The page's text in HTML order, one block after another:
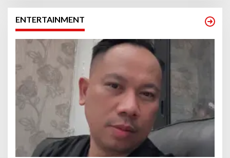
ENTERTAINMENT